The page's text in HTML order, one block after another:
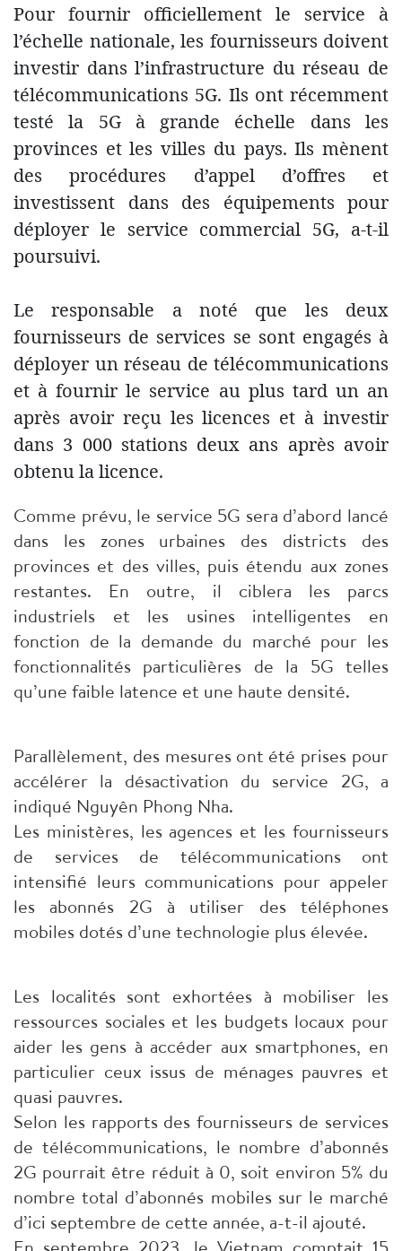
Pour fournir officiellement le service à
l’échelle nationale, les fournisseurs doivent
investir dans l’infrastructure du réseau de
télécommunications 5G. Ils ont récemment
testé la 5G à grande échelle dans les
provinces et les villes du pays. Ils mènent
des procédures d’appel d’offres et
investissent dans des équipements pour
déployer le service commercial 5G, a-t-il
poursuivi.
Le responsable a noté que les deux
fournisseurs de services se sont engagés à
déployer un réseau de télécommunications
et à fournir le service au plus tard un an
après avoir reçu les licences et à investir
dans 3 000 stations deux ans après avoir
obtenu la licence.
Comme prévu, le service 5G sera d’abord lancé
dans les zones urbaines des districts des
provinces et des villes, puis étendu aux zones
restantes. En outre, il ciblera les parcs
industriels et les usines intelligentes en
fonction de la demande du marché pour les
fonctionnalités particulières de la 5G telles
qu’une faible latence et une haute densité.
Parallèlement, des mesures ont été prises pour
accélérer la désactivation du service 2G, a
indiqué Nguyên Phong Nha.
Les ministères, les agences et les fournisseurs
de services de télécommunications ont
intensifié leurs communications pour appeler
les abonnés 2G à utiliser des téléphones
mobiles dotés d’une technologie plus élevée.
Les localités sont exhortées à mobiliser les
ressources sociales et les budgets locaux pour
aider les gens à accéder aux smartphones, en
particulier ceux issus de ménages pauvres et
quasi pauvres.
Selon les rapports des fournisseurs de services
de télécommunications, le nombre d’abonnés
2G pourrait être réduit à 0, soit environ 5% du
nombre total d’abonnés mobiles sur le marché
d’ici septembre de cette année, a-t-il ajouté.